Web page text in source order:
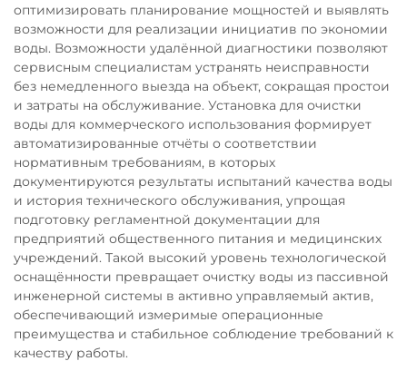
оптимизировать планирование мощностей и выявлять
возможности для реализации инициатив по экономии
воды. Возможности удалённой диагностики позволяют
сервисным специалистам устранять неисправности
без немедленного выезда на объект, сокращая простои
и затраты на обслуживание. Установка для очистки
воды для коммерческого использования формирует
автоматизированные отчёты о соответствии
нормативным требованиям, в которых
документируются результаты испытаний качества воды
и история технического обслуживания, упрощая
подготовку регламентной документации для
предприятий общественного питания и медицинских
учреждений. Такой высокий уровень технологической
оснащённости превращает очистку воды из пассивной
инженерной системы в активно управляемый актив,
обеспечивающий измеримые операционные
преимущества и стабильное соблюдение требований к
качеству работы.